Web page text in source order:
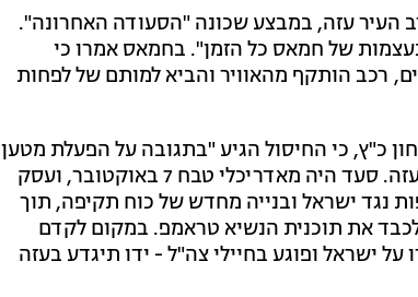
העיר עזה, במבצע שכונה "הסעודה האחרונה".
של חמאס כל הזמן". בחמאס אמרו כי
רכב הותקף מהאוויר והביא למותם של לפחות
כ"ץ, כי החיסול הגיע "בתגובה על הפעלת מטען
חמאס שפצע את כוחותינו היום בשטח הצהוב של רצועת עזה. סעד היה מאדריכלי טבח 7 באוקטובר, ועסק
נגד ישראל ובנייה מחדש של כוח תקיפה, תוך
את תוכנית הנשיא טראמפ. במקום לקדם
ישראל ופוגע בחיילי צה"ל - ידו תיגדע בעזה